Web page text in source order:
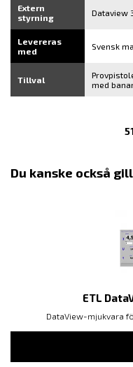
Extern
styrning
Dataview
Levereras
med
Svensk
Tillval
med
Du kanske också
ETL
DataView-mjukvara